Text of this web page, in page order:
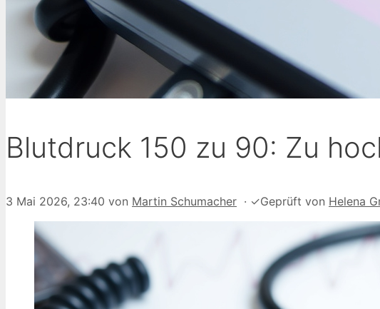
Blutdruck 150 zu 90: Zu
3 Mai 2026, 23:40 von Martin Schumacher · ✓Geprüft von Helena